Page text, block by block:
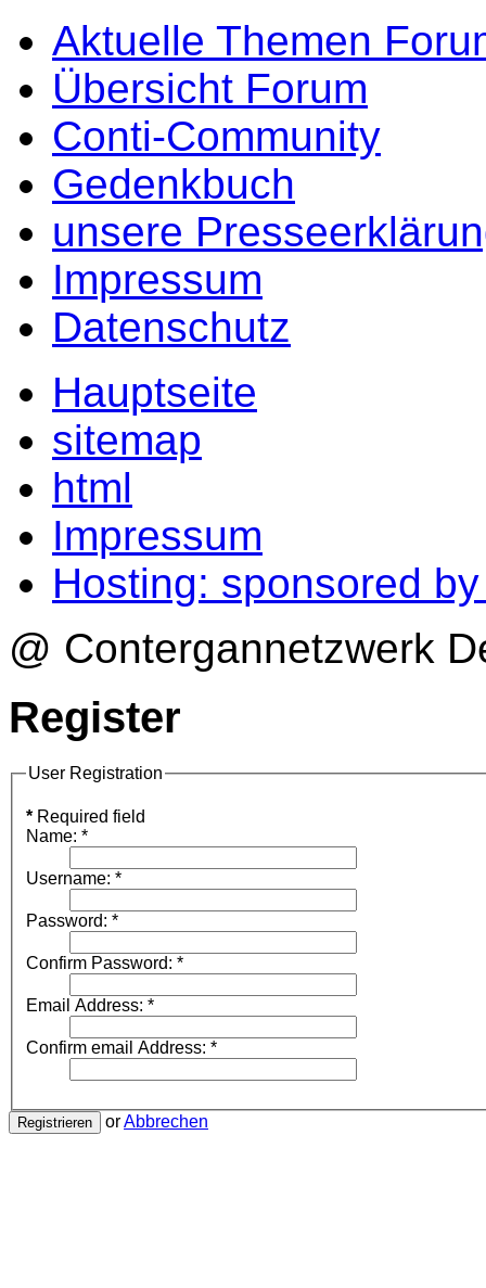
Aktuelle Themen
Übersicht Forum
Conti-Community
Gedenkbuch
unsere
Impressum
Datenschutz
Hauptseite
sitemap
html
Impressum
Hosting: sponsored
@ Contergannetzwerk
Register
User Registration
* Required field
Name: *
Username: *
Password: *
Confirm Password: *
Email Address: *
Confirm email Address: *
Registrieren orAbbrechen